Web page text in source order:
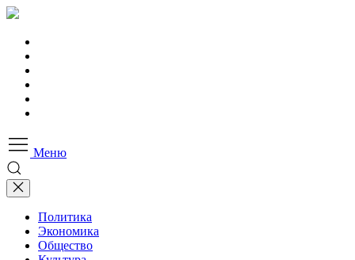
Меню
Политика
Экономика
Общество